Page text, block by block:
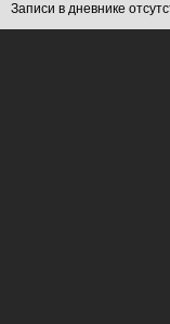
Записи в дневнике